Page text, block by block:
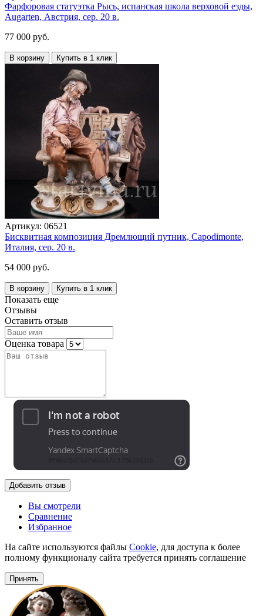
Фарфоровая статуэтка Рысь, испанская школа верховой езды,
Augarten, Австрия, сер. 20 в.
77 000 руб.
В корзину Купить в 1 клик
Артикул: 06521
Бисквитная композиция Дремлющий путник, Capodimonte,
Италия, сер. 20 в.
54 000 руб.
В корзину Купить в 1 клик
Показать еще
Отзывы
Оставить отзыв
Оценка товара
Добавить отзыв
Вы смотрели
Сравнение
Избранное
На сайте используются файлы Cookie, для доступа к более
полному функционалу сайта требуется принять соглашение
Принять